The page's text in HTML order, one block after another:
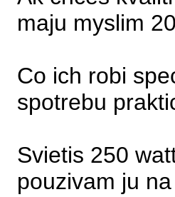
maju myslim
Co ich robi
spotrebu
Svietis 250
pouzivam ju